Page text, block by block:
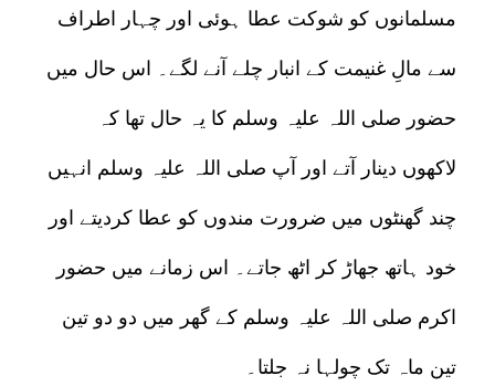
مسلمانوں کو شوکت عطا ہوئی اور چہار اطراف
سے مالِ غنیمت کے انبار چلے آنے لگے۔ اس حال میں
حضور صلی اللہ علیہ وسلم کا یہ حال تھا کہ
لاکھوں دینار آتے اور آپ صلی اللہ علیہ وسلم انہیں
چند گھنٹوں میں ضرورت مندوں کو عطا کردیتے اور
خود ہاتھ جھاڑ کر اٹھ جاتے۔ اس زمانے میں حضور
اکرم صلی اللہ علیہ وسلم کے گھر میں دو دو تین
تین ماہ تک چولہا نہ جلتا۔